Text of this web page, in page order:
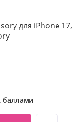
для iPhone
баллами